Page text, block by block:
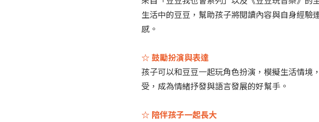
生活中的豆豆，幫助孩子將閱讀內容與自身經
感。
☆ 鼓勵扮演與表達
孩子可以和豆豆一起玩角色扮演，模擬生活情
受，成為情緒抒發與語言發展的好幫手。
☆ 陪伴孩子一起長大